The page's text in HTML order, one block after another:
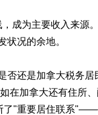
成为主要收入来源
状况的余地。
还是加拿大税务
在加拿大还有住所
了"重要居住联系